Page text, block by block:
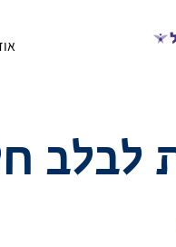
לבלב